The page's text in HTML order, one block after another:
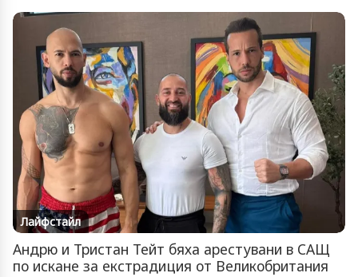
Лайфстайл
Андрю и Тристан Тейт бяха арестувани в САЩ
по искане за екстрадиция от Великобритания